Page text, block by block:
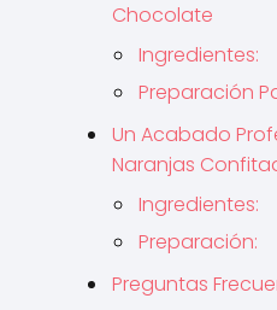
Chocolate
Ingredientes:
Preparación
Un Acabado
Naranjas
Ingredientes:
Preparación:
Preguntas